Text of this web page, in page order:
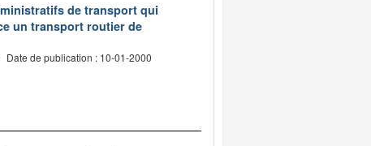
de transport qui
un transport routier de
Date de publication : 10-01-2000